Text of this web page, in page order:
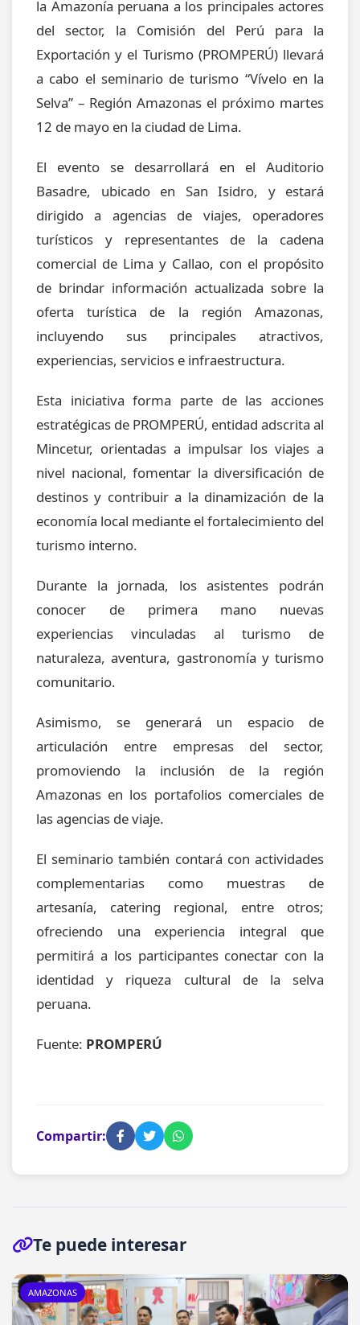
la Amazonía peruana a los principales actores
del sector, la Comisión del Perú para la
Exportación y el Turismo (PROMPERÚ) llevará
a cabo el seminario de turismo “Vívelo en la
Selva” – Región Amazonas el próximo martes
12 de mayo en la ciudad de Lima.
El evento se desarrollará en el Auditorio
Basadre, ubicado en San Isidro, y estará
dirigido a agencias de viajes, operadores
turísticos y representantes de la cadena
comercial de Lima y Callao, con el propósito
de brindar información actualizada sobre la
oferta turística de la región Amazonas,
incluyendo sus principales atractivos,
experiencias, servicios e infraestructura.
Esta iniciativa forma parte de las acciones
estratégicas de PROMPERÚ, entidad adscrita al
Mincetur, orientadas a impulsar los viajes a
nivel nacional, fomentar la diversificación de
destinos y contribuir a la dinamización de la
economía local mediante el fortalecimiento del
turismo interno.
Durante la jornada, los asistentes podrán
conocer de primera mano nuevas
experiencias vinculadas al turismo de
naturaleza, aventura, gastronomía y turismo
comunitario.
Asimismo, se generará un espacio de
articulación entre empresas del sector,
promoviendo la inclusión de la región
Amazonas en los portafolios comerciales de
las agencias de viaje.
El seminario también contará con actividades
complementarias como muestras de
artesanía, catering regional, entre otros;
ofreciendo una experiencia integral que
permitirá a los participantes conectar con la
identidad y riqueza cultural de la selva
peruana.
Fuente: PROMPERÚ
Compartir:
Te puede interesar
AMAZONAS